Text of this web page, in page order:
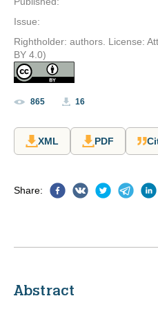
Issue:
Rightholder: authors. License:
BY 4.0)
865 16
XML PDF
Share:
Abstract